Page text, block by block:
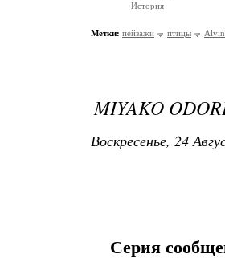
История
Метки: пейзажи птицы
MIYAKO
Воскресенье, 24
Серия